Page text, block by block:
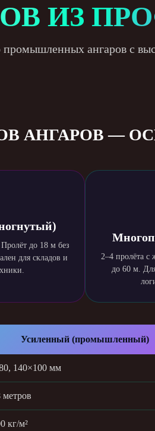
ИЗ
ангаров с
АНГАРОВ —
до 18 м без
для складов и
2–4 пролёта
до 60 м.
Усиленный (промышленный)
140×100 мм
метров
кг/м²